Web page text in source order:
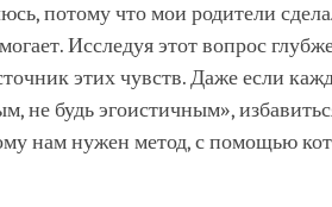
потому что мои родители
Исследуя этот вопрос
этих чувств. Даже если
не будь эгоистичным»,
нам нужен метод, с помощью